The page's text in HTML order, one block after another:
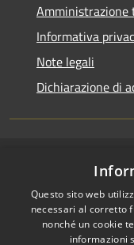
Amministrazione
Informativa
Note legali
Dichiarazione di
Accessibilità
Privacy
Cookie
Questo sito web
necessari al corretto
nonché un cookie
informazioni